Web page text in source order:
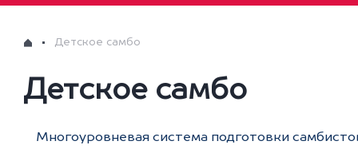
Детское самбо
Детское самбо
Многоуровневая система подготовки